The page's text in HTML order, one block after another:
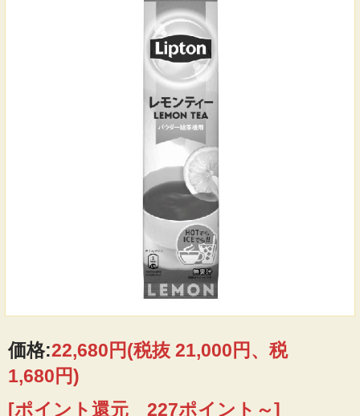
価格:22,680円(税抜 21,000円、税
1,680円)
[ポイント還元 227ポイント～]